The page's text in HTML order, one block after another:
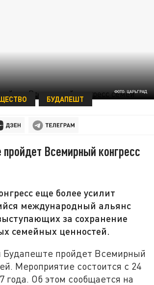
ФОТО: ЦАРЬГРАД
БУДАПЕШТ
Всемирный конгресс
еще более усилит
международный альянс
за сохранение
семейных ценностей.
Будапеште пройдет Всемирный
Мероприятие состоится с 24
года. Об этом сообщается на